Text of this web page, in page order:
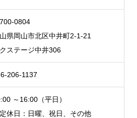
0804
県岡山市北区中井町2-1-21
ステージ中井306
206-1137
～16:00（平日）
休日：日曜、祝日、その他